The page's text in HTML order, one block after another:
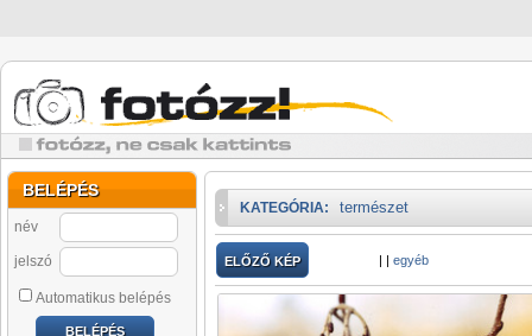
BELÉPÉS
név
jelszó
Automatikus belépés
KATEGÓRIA: természet
ELŐZŐ KÉP | | egyéb